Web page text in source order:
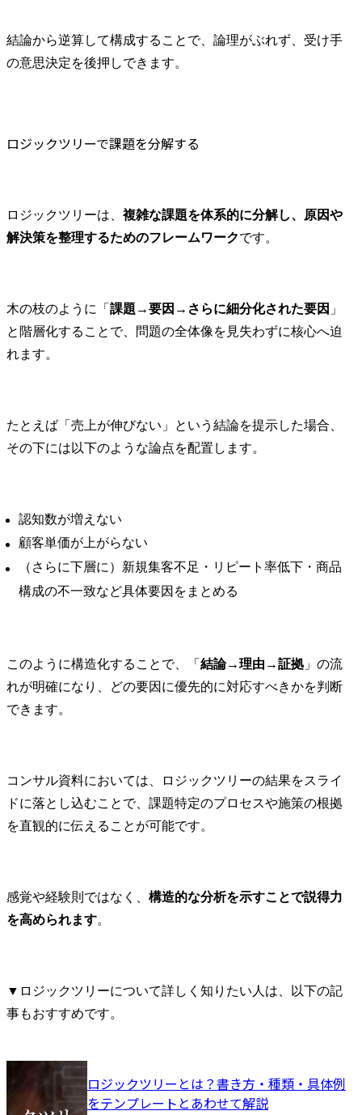
結論から逆算して構成することで、論理がぶれず、受け手
の意思決定を後押しできます。
ロジックツリーで課題を分解する
ロジックツリーは、 複雑な課題を体系的に分解し、原因や
解決策を整理するためのフレームワークです。
木の枝のように「 課題→要因→さらに細分化された要因 」
と階層化することで、問題の全体像を見失わずに核心へ迫
れます。
たとえば「売上が伸びない」という結論を提示した場合、
その下には以下のような論点を配置します。
認知数が増えない
顧客単価が上がらない
（さらに下層に）新規集客不足・リピート率低下・商品
構成の不一致など具体要因をまとめる
このように構造化することで、「 結論→理由→証拠 」の流
れが明確になり、どの要因に優先的に対応すべきかを判断
できます。
コンサル資料においては、ロジックツリーの結果をスライ
ドに落とし込むことで、課題特定のプロセスや施策の根拠
を直観的に伝えることが可能です。
感覚や経験則ではなく、 構造的な分析を示すことで説得力
を高められます。
▼ロジックツリーについて詳しく知りたい人は、以下の記
事もおすすめです。
ロジックツリーとは？書き方・種類・具体例
をテンプレートとあわせて解説